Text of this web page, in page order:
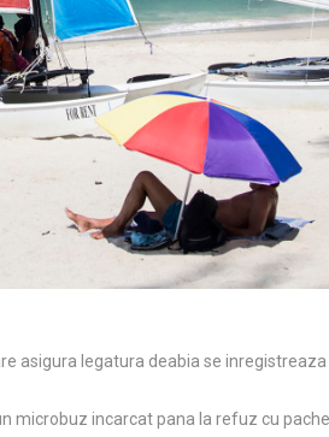
asigura legatura deabia se inregistreaza
microbuz incarcat pana la refuz cu